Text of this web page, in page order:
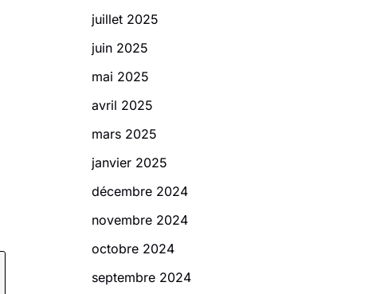
juillet 2025
juin 2025
mai 2025
avril 2025
mars 2025
janvier 2025
décembre 2024
novembre 2024
octobre 2024
septembre 2024